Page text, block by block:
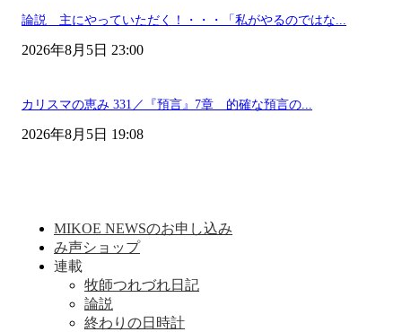
論説 主にやっていただく！・・・「私がやるのではな...
2026年8月5日 23:00
カリスマの恵み 331／『預言』7章 的確な預言の...
2026年8月5日 19:08
MIKOE NEWSのお申し込み
み声ショップ
連載
牧師つれづれ日記
論説
終わりの日時計